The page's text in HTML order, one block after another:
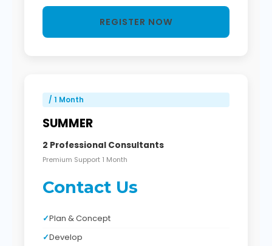
REGISTER NOW
/ 1 Month
SUMMER
2 Professional Consultants
Premium Support 1 Month
Contact Us
Plan & Concept
Develop